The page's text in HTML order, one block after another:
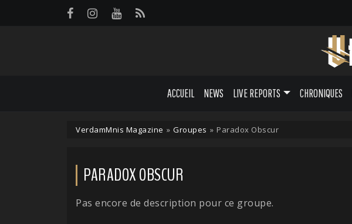
ACCUEIL NEWS LIVE REPORTS CHRONIQUES
VerdamMnis Magazine » Groupes » Paradox Obscur
PARADOX OBSCUR
Pas encore de description pour ce groupe.
Panneau de gestion des cookies